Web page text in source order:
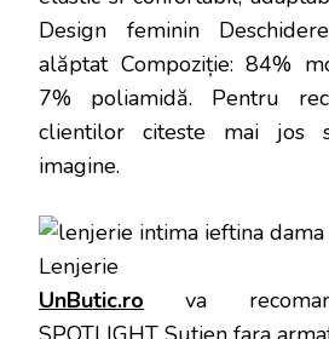
Design feminin
alăptat Compoziție: 84%
7% poliamidă. Pentru
clientilor citeste mai jos
imagine.
UnButic.ro va